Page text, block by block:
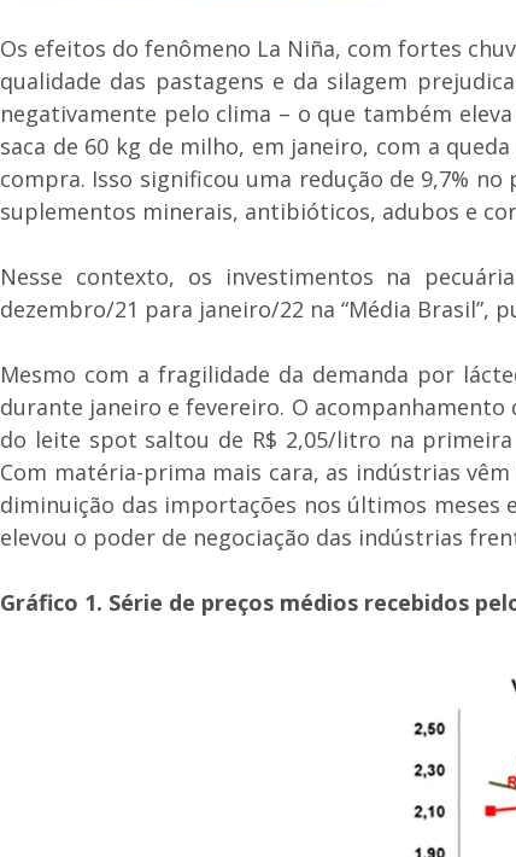
Os efeitos do fenômeno La Niña, com fortes
qualidade das pastagens e da silagem
negativamente pelo clima – o que também
saca de 60 kg de milho, em janeiro, com a
compra. Isso significou uma redução de 9,7%
suplementos minerais, antibióticos, adubos e
Nesse contexto, os investimentos na
dezembro/21 para janeiro/22 na “Média Brasil”,
Mesmo com a fragilidade da demanda por
durante janeiro e fevereiro. O
do leite spot saltou de R$ 2,05/litro na
Com matéria-prima mais cara, as indústrias
diminuição das importações nos últimos
elevou o poder de negociação das indústrias
Gráfico 1. Série de preços médios recebidos